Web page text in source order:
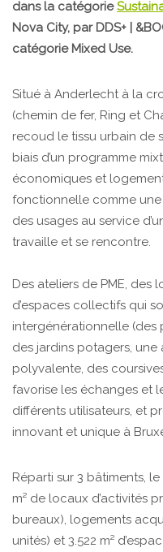
dans la catégorie
Nova City, par DDS+ |
catégorie Mixed Use.
Situé à Anderlecht à la
(chemin de fer, Ring et
recoud le tissu urbain de
biais d’un programme
économiques et
fonctionnelle comme
des usages au service
travaille et se rencontre.
Des ateliers de PME,
d’espaces collectifs qui
intergénérationnelle (des
des jardins potagers,
polyvalente, des
favorise les échanges et
différents utilisateurs, et
innovant et unique à
Réparti sur 3 bâtiments,
m² de locaux d’activités
bureaux), logements
unités) et 3.522 m²